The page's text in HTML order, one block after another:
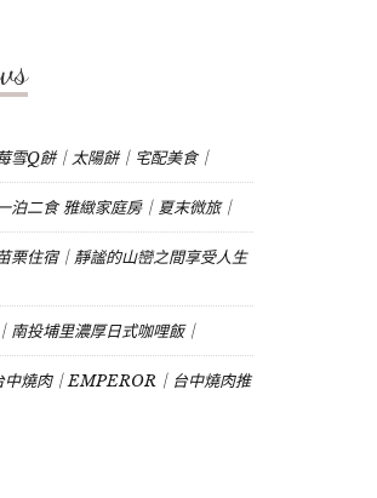
雪Q餅｜太陽餅｜宅配美食｜
泊二食 雅緻家庭房｜夏末微旅｜
栗住宿｜靜謐的山巒之間享受人生
南投埔里濃厚日式咖哩飯｜
燒肉｜EMPEROR｜台中燒肉推